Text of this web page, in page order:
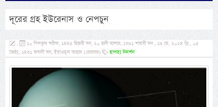
দূরের গ্রহ ইউরেনাস ও নেপচুন
,
১০ যিলক্বদ শরীফ, ১৪৪৫ হিজরী সন, ২০ ছানী আশার, ১৩৯১ শামসী সন , ১৯ মে, ২০২৪ খ্রি:, ০৫
জৈষ্ঠ্য, ১৪৩১ ফসলী সন, ইয়াওমুল আহাদ (রোববার)
স্থাপত্য নিদর্শন